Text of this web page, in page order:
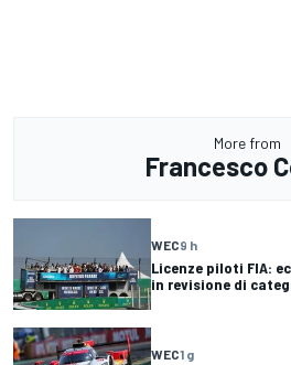
More from
Francesco
WEC9 h
Licenze piloti FIA:
in revisione di
WEC1 g